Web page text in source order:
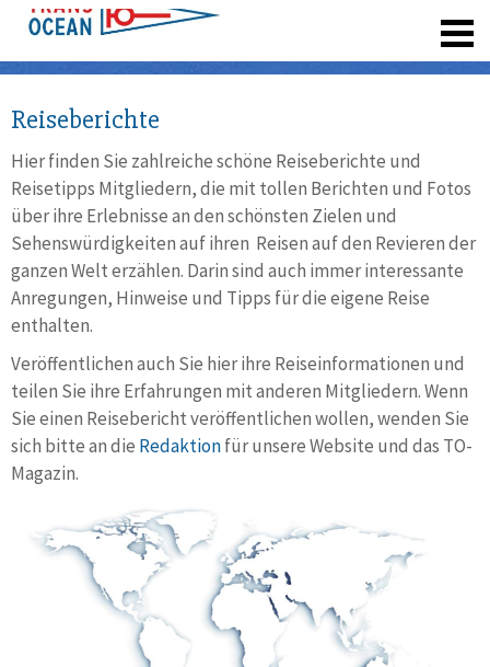
Reiseberichte
Hier finden Sie zahlreiche schöne Reiseberichte und
Reisetipps Mitgliedern, die mit tollen Berichten und Fotos
über ihre Erlebnisse an den schönsten Zielen und
Sehenswürdigkeiten auf ihren Reisen auf den Revieren der
ganzen Welt erzählen. Darin sind auch immer interessante
Anregungen, Hinweise und Tipps für die eigene Reise
enthalten.
Veröffentlichen auch Sie hier ihre Reiseinformationen und
teilen Sie ihre Erfahrungen mit anderen Mitgliedern. Wenn
Sie einen Reisebericht veröffentlichen wollen, wenden Sie
sich bitte an die Redaktionfür unsere Website und das TO-
Magazin.